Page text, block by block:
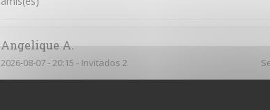
Angelique A
2026-08-07- 20:15 - Invitados 2